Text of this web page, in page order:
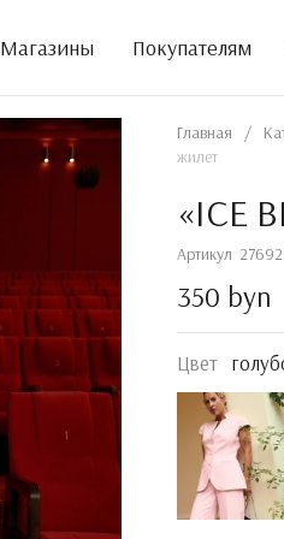
Магазины Покупателям
Главная /
жилет
«ICE
Артикул
350 byn
Цвет